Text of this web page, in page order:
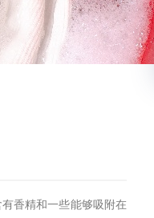
香精和一些能够吸附在